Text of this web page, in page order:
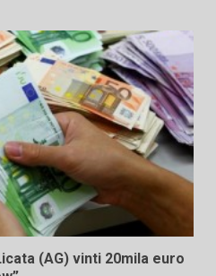
(AG) vinti 20mila euro